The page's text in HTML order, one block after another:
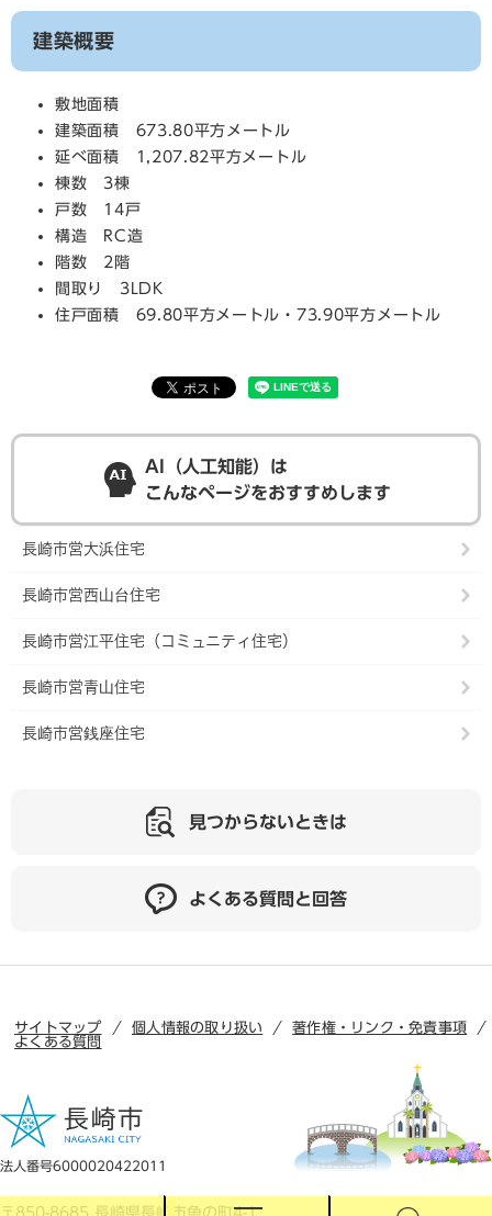
建築概要
敷地面積
建築面積 673.80平方メートル
延べ面積 1,207.82平方メートル
棟数 3棟
戸数 14戸
構造 RC造
階数 2階
間取り 3LDK
住戸面積 69.80平方メートル・73.90平方メートル
AI（人工知能）は
こんなページをおすすめします
長崎市営大浜住宅
長崎市営西山台住宅
長崎市営江平住宅（コミュニティ住宅）
長崎市営青山住宅
長崎市営銭座住宅
見つからないときは
よくある質問と回答
サイトマップ 個人情報の取り扱い
著作権・リンク・免責事項
よくある質問
法人番号6000020422011
〒850-8685 長崎県長崎市魚の町4-1